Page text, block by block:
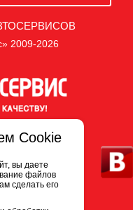
2009-2026
данных
Cookie
вы даете
файлов
сделать его